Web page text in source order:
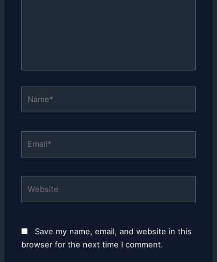
Save my name, email, and website in this
browser for the next time I comment.